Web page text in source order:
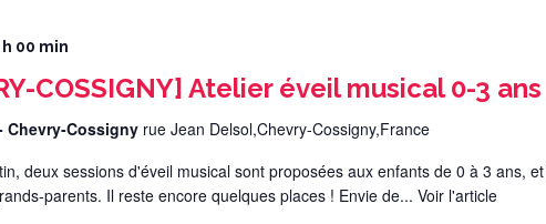
00 min
COSSIGNY] Atelier éveil musical 0-3 ans
Chevry-Cossigny rue Jean Delsol,Chevry-Cossigny,France
deux sessions d'éveil musical sont proposées aux enfants de 0 à 3 ans,
parents. Il reste encore quelques places ! Envie de... Voir l'article